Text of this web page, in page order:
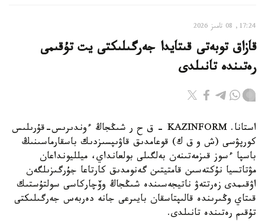
17:24, 08 تامىز 2026
قازاق توبەتى قىتايدا جەرگىلىكتى يت تۇقىمى
رەتىندە تانىلدى
استانا. KAZINFORM – ق ح ر شىڭجاڭ ءوندىرىس-قۇرىلىس
كورپۋسى (ش و ق ك) قوعامدىق قاۋىپسىزدىك باسقارماسىنىڭ
باسپا ءسوز قىزمەتىنەن بەلگىلى بولعانداي، ميلليونداعان
مۋتاتسيا نۇكتەسىن قامتيتىن گەنومدىق كارتاعا جۇرگىزىلگەن
اۋقىمدى زەرتتەۋ ناتيجەسىندە شىڭجاڭ وۆچاركاسى سولتۇستىك
قىتاي وڭىرىندە قالىپتاسقان بايىرعى جانە دەربەس جەرگىلىكتى
تۇقىم رەتىندە تانىلدى.